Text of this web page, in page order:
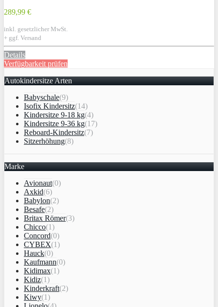
289,99 €
inkl. gesetzlicher MwSt.
+ ggf. Versand
Details
Verfügbarkeit prüfen
Autokindersitze Arten
Babyschale(9)
Isofix Kindersitz(14)
Kindersitze 9-18 kg(4)
Kindersitze 9-36 kg(17)
Reboard-Kindersitz(7)
Sitzerhöhung(8)
Marke
Avionaut(0)
Axkid(6)
Babylon(2)
Besafe(2)
Britax Römer(3)
Chicco(1)
Concord(0)
CYBEX(1)
Hauck(0)
Kaufmann(0)
Kidimax(1)
Kidiz(1)
Kinderkraft(2)
Kiwy(1)